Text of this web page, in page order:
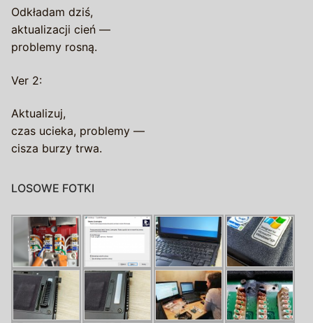
Odkładam dziś,
aktualizacji cień —
problemy rosną.
Ver 2:
Aktualizuj,
czas ucieka, problemy —
cisza burzy trwa.
LOSOWE FOTKI